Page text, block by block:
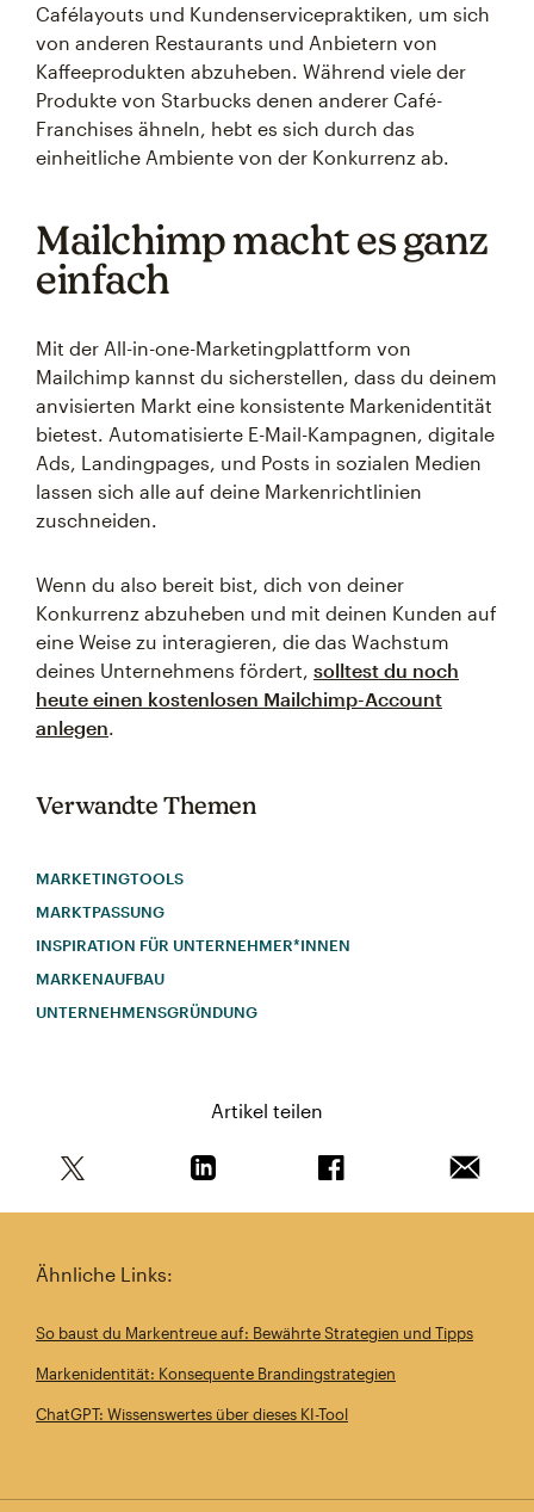
Cafélayouts und Kundenservicepraktiken, um sich
von anderen Restaurants und Anbietern von
Kaffeeprodukten abzuheben. Während viele der
Produkte von Starbucks denen anderer Café-
Franchises ähneln, hebt es sich durch das
einheitliche Ambiente von der Konkurrenz ab.
Mailchimp macht es ganz
einfach
Mit der All-in-one-Marketingplattform von
Mailchimp kannst du sicherstellen, dass du deinem
anvisierten Markt eine konsistente Markenidentität
bietest. Automatisierte E-Mail-Kampagnen, digitale
Ads, Landingpages, und Posts in sozialen Medien
lassen sich alle auf deine Markenrichtlinien
zuschneiden.
Wenn du also bereit bist, dich von deiner
Konkurrenz abzuheben und mit deinen Kunden auf
eine Weise zu interagieren, die das Wachstum
deines Unternehmens fördert, solltest du noch
heute einen kostenlosen Mailchimp-Account
anlegen.
Verwandte Themen
MARKETINGTOOLS
MARKTPASSUNG
INSPIRATION FÜR UNTERNEHMER*INNEN
MARKENAUFBAU
UNTERNEHMENSGRÜNDUNG
Artikel teilen
Ähnliche Links:
So baust du Markentreue auf: Bewährte Strategien und Tipps
Markenidentität: Konsequente Brandingstrategien
ChatGPT: Wissenswertes über dieses KI-Tool